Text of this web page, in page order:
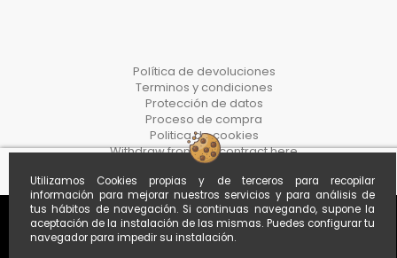
Utilizamos Cookies propias y de terceros para recopilar
información para mejorar nuestros servicios y para análisis de
tus hábitos de navegación. Si continuas navegando, supone la
aceptación de la instalación de las mismas. Puedes configurar tu
navegador para impedir su instalación.
Política de devoluciones
Terminos y condiciones
Protección de datos
Proceso de compra
Politica de cookies
Withdraw from the contract here